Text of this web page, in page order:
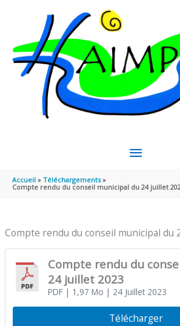
MENU
Accueil
Téléchargements
Compte rendu du conseil municipal du 24 juillet
Compte rendu du conseil municipal du
Compte rendu du
24 juillet 2023
PDF| 1,97 Mo | 24 Juillet 2023
Télécharger